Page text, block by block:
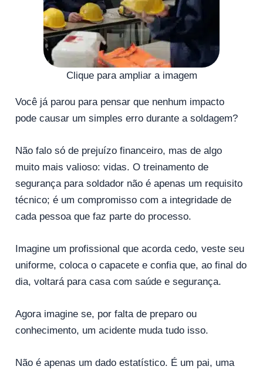
Clique para ampliar a imagem
Você já parou para pensar que nenhum impacto
pode causar um simples erro durante a soldagem?
Não falo só de prejuízo financeiro, mas de algo
muito mais valioso: vidas. O treinamento de
segurança para soldador não é apenas um requisito
técnico; é um compromisso com a integridade de
cada pessoa que faz parte do processo.
Imagine um profissional que acorda cedo, veste seu
uniforme, coloca o capacete e confia que, ao final do
dia, voltará para casa com saúde e segurança.
Agora imagine se, por falta de preparo ou
conhecimento, um acidente muda tudo isso.
Não é apenas um dado estatístico. É um pai, uma